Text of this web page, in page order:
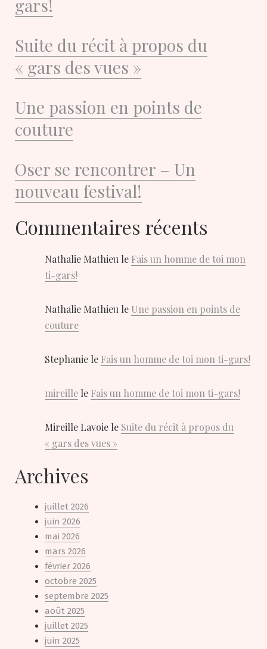
gars!
Suite du récit à propos du
« gars des vues »
Une passion en points de
couture
Oser se rencontrer – Un
nouveau festival!
Commentaires récents
Nathalie Mathieu le Fais un homme de toi mon
ti-gars!
Nathalie Mathieu le Une passion en points de
couture
Stephanie le Fais un homme de toi mon ti-gars!
mireille le Fais un homme de toi mon ti-gars!
Mireille Lavoie le Suite du récit à propos du
« gars des vues »
Archives
juillet 2026
juin 2026
mai 2026
mars 2026
février 2026
octobre 2025
septembre 2025
août 2025
juillet 2025
juin 2025